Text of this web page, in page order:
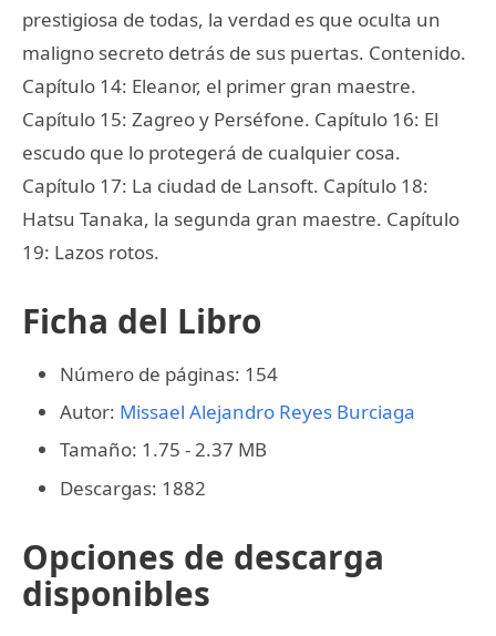
prestigiosa de todas, la verdad es que oculta un
maligno secreto detrás de sus puertas. Contenido.
Capítulo 14: Eleanor, el primer gran maestre.
Capítulo 15: Zagreo y Perséfone. Capítulo 16: El
escudo que lo protegerá de cualquier cosa.
Capítulo 17: La ciudad de Lansoft. Capítulo 18:
Hatsu Tanaka, la segunda gran maestre. Capítulo
19: Lazos rotos.
Ficha del Libro
Número de páginas: 154
Autor: Missael Alejandro Reyes Burciaga
Tamaño: 1.75 - 2.37 MB
Descargas: 1882
Opciones de descarga
disponibles